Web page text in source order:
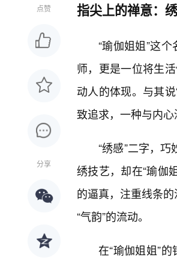
点赞
分享
指尖上的禅意：
“瑜伽姐姐”这
师，更是一位将生
动人的体现。与其
致追求，一种与内心
“绣感”二字，
绣技艺，却在“瑜伽
的逼真，注重线条
“气韵”的流动。
在“瑜伽姐姐”